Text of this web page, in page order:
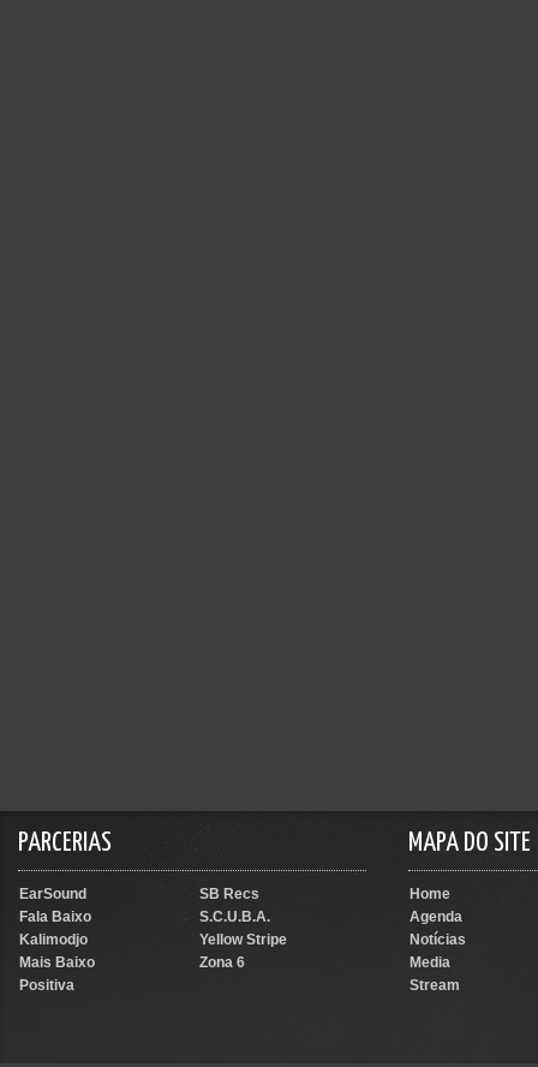
PARCERIAS
EarSound
SB Recs
Fala Baixo
S.C.U.B.A.
Kalimodjo
Yellow Stripe
Mais Baixo
Zona 6
Positiva
MAPA DO SITE
Home
Agenda
Notícias
Media
Stream